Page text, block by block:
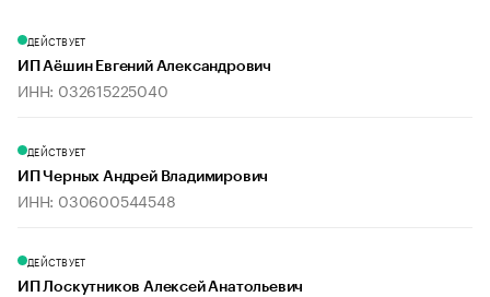
ДЕЙСТВУЕТ
ИП Аёшин Евгений Александрович
ИНН: 032615225040
ДЕЙСТВУЕТ
ИП Черных Андрей Владимирович
ИНН: 030600544548
ДЕЙСТВУЕТ
ИП Лоскутников Алексей Анатольевич